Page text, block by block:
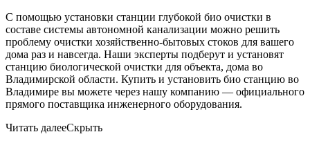
С помощью установки станции глубокой био очистки в
составе системы автономной канализации можно решить
проблему очистки хозяйственно-бытовых стоков для вашего
дома раз и навсегда. Наши эксперты подберут и установят
станцию биологической очистки для объекта, дома во
Владимирской области. Купить и установить био станцию во
Владимире вы можете через нашу компанию — официального
прямого поставщика инженерного оборудования.
Читать далееСкрыть